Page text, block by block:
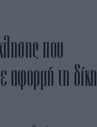
που
αφορμή τη δίκη